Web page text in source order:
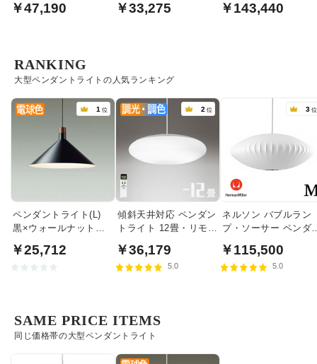
向け
￥47,190
向け
￥33,275 ￥143,440
大型ペンダントライトの人気ランキング
RANKING
1 位
ペンダントライト(L)
黒×ウォールナット色
￥25,712
2 位
傾斜天井対応 ペンダン
トライト 12畳・リモコ
￥36,179
5.0
3 位
ネルソン バブルラン
プ・ソーサー ペンダ
｜ハーマンミラー
￥115,500
5.0
同じ価格帯の大型ペンダントライト
SAME PRICE ITEMS